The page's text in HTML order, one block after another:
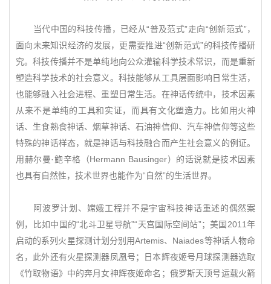
当代中国的科技传播，已经从“普及范式”走向“创新范式”，
面向未来知识经济的发展，更需要推进“创新范式”的科技传播研
究。科技传播并不是单纯地向公众灌输科学技术常识，而是重新
塑造科学技术的社会意义。科技能够从工具层面影响日常生活，
也能够融入社会进程、重塑日常生活。在神话传统中，技术因素
从来不是单纯的工具和实证，而具有文化塑造力。比如用火神
话、生食熟食神话、烟草神话、石油神信仰、汽车神信仰等这些
特殊的神话样态，就是神话与科技融合而产生社会意义的例证。
用赫尔曼·鲍辛格（Hermann Bausinger）的话说就是技术因素
也具有自然性，技术世界也能作为“自然”的生活世界。
阿波罗计划、嫦娥工程并不是宇宙科技神话重述的偶然案
例，比如中国的“北斗卫星导航”“天宫国际空间站”；美国2011年
启动的系列火星探测计划分别用Artemis、Naiades等神话人物命
名，此外还有火星探测器凤凰号；日本辉夜姬号月球探测器选取
《竹取物语》中的奔月女神辉夜姬命名；俄罗斯天顶号运载火箭